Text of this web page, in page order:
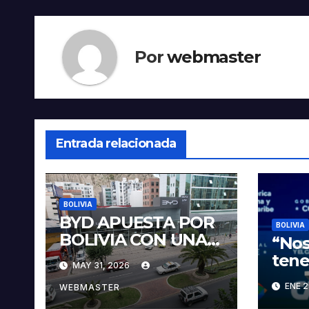
Porwebmaster
Entrada relacionada
BOLIVIA
BYD APUESTA POR
BOLIVIA CON UNA
PROPUESTA
INTEGRAL PARA
IMPULSAR LA
MAY 31, 2026
WEBMASTER
BOLIVIA
ENE